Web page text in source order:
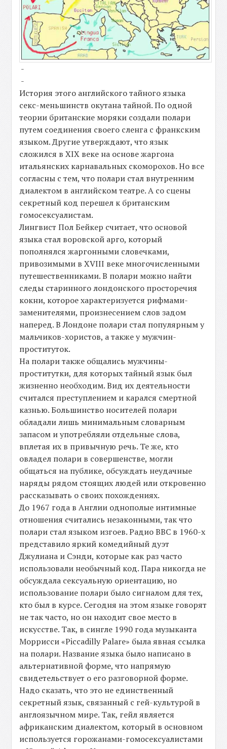
-
-
История этого английского тайного языка
секс-меньшинств окутана тайной. По одной
теории британские моряки создали полари
путем соединения своего сленга с франкским
языком. Другие утверждают, что язык
сложился в XIX веке на основе жаргона
итальянских карнавальных скоморохов. Но все
согласны с тем, что полари стал внутренним
диалектом в английском театре. А со сцены
секретный код перешел к британским
гомосексуалистам.
Лингвист Пол Бейкер считает, что основой
языка стал воровской арго, который
пополнялся жаргонными словечками,
привозимыми в XVIII веке многочисленными
путешественниками. В полари можно найти
следы старинного лондонского просторечия
кокни, которое характеризуется рифмами-
заменителями, произнесением слов задом
наперед. В Лондоне полари стал популярным у
мальчиков-хористов, а также у мужчин-
проституток.
На полари также общались мужчины-
проститутки, для которых тайный язык был
жизненно необходим. Вид их деятельности
считался преступлением и карался смертной
казнью. Большинство носителей полари
обладали лишь минимальным словарным
запасом и употребляли отдельные слова,
вплетая их в привычную речь. Те же, кто
овладел полари в совершенстве, могли
общаться на публике, обсуждать неудачные
наряды рядом стоящих людей или откровенно
рассказывать о своих похождениях.
До 1967 года в Англии однополые интимные
отношения считались незаконными, так что
полари стал языком изгоев. Радио BBC в 1960-х
представило яркий комедийный дуэт
Джулиана и Сэнди, которые как раз часто
использовали необычный код. Пара никогда не
обсуждала сексуальную ориентацию, но
использование полари было сигналом для тех,
кто был в курсе. Сегодня на этом языке говорят
не так часто, но он находит свое место в
искусстве. Так, в сингле 1990 года музыканта
Моррисси «Piccadilly Palare» была явная ссылка
на полари. Название языка было написано в
альтернативной форме, что напрямую
свидетельствует о его разговорной форме.
Надо сказать, что это не единственный
секретный язык, связанный с гей-культурой в
англоязычном мире. Так, гейл является
африканским диалектом, который в основном
используется горожанами-гомосексуалистами